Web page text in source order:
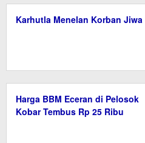
Karhutla Menelan Korban Jiwa
Harga BBM Eceran di Pelosok
Kobar Tembus Rp 25 Ribu